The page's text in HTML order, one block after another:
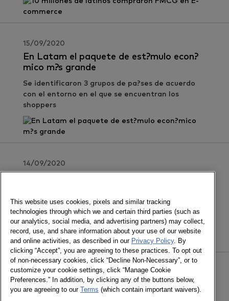
15/09/2020
En Latam el paquete de est?mulo econ?
mico m?s grande
Se identificaron 3 grupos de pa?ses de acuerdo
con el entorno en el que se encuentran los
shoppers
14/09/2020
El aislamiento y las medidas gubernamentales se
reflejan en el consumo
31/08/2020
10 Diapositivas para hacerte pensar
This website uses cookies, pixels and similar tracking
technologies through which we and certain third parties (such as
our analytics, social media, and advertising partners) may collect,
record, use, and share information about your use of our website
and online activities, as described in our Privacy Policy. By
clicking “Accept”, you are agreeing to these practices. To opt out
of non-necessary cookies, click “Decline Non-Necessary”, or to
customize your cookie settings, click “Manage Cookie
Preferences.” In addition, by clicking any of the buttons below,
you are agreeing to our Terms (which contain important waivers).